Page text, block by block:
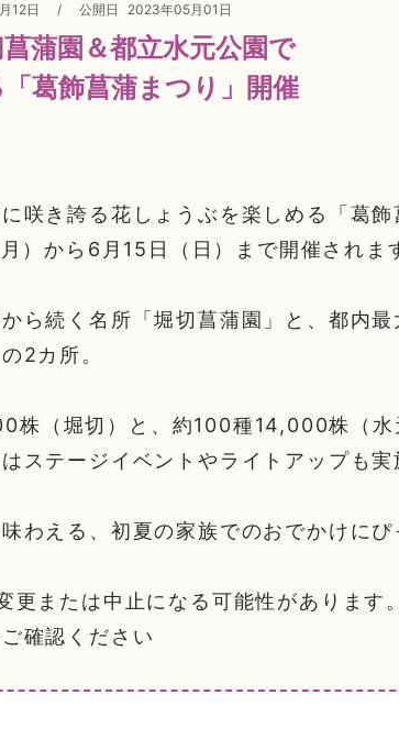
12日 / 公開日 2023年05月01日
蒲園＆都立水元公園で
葛飾菖蒲まつり」開催
咲き誇る花しょうぶを楽しめる「葛
）から6月15日（日）まで開催されま
ら続く名所「堀切菖蒲園」と、都内
2カ所。
株（堀切）と、約100種14,000株（水
ステージイベントやライトアップも実
わえる、初夏の家族でのおでかけにぴ
更または中止になる可能性があります
確認ください